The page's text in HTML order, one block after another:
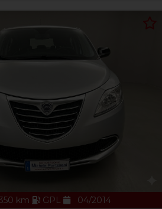
km GPL 04/2014